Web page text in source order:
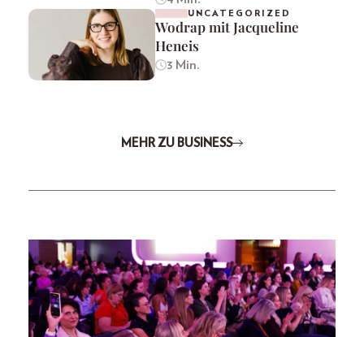
UNCATEGORIZED
Wodrap mit Jacqueline
Heneis
3 Min.
MEHR ZU BUSINESS